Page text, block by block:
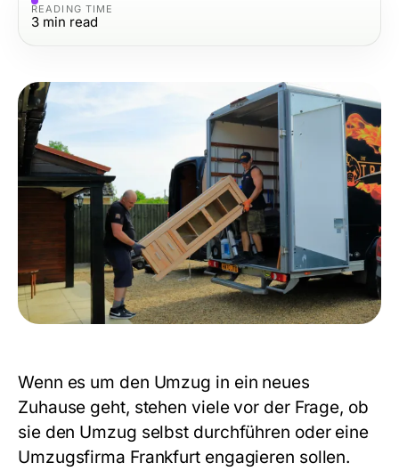
READING TIME
3 min read
Wenn es um den Umzug in ein neues
Zuhause geht, stehen viele vor der Frage, ob
sie den Umzug selbst durchführen oder eine
Umzugsfirma Frankfurt engagieren sollen.